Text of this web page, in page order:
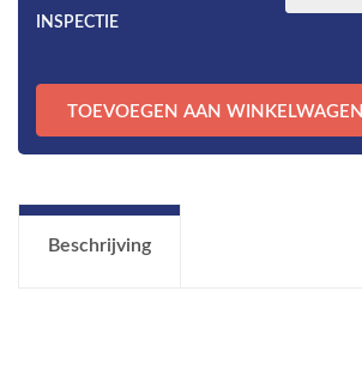
INSPECTIE
Inspectie
TOEVOEGEN AAN WINKELWAGEN
Beschrijving